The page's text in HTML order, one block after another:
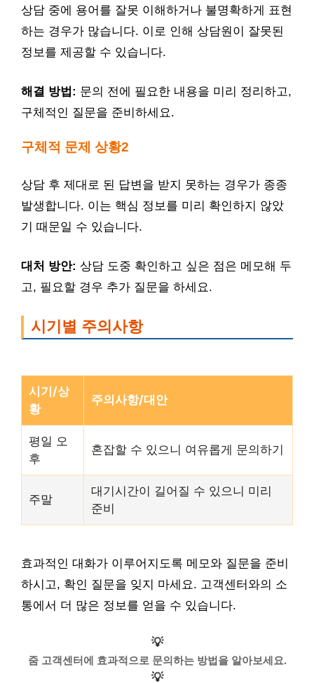
상담 중에 용어를 잘못 이해하거나 불명확하게 표현
하는 경우가 많습니다. 이로 인해 상담원이 잘못된
정보를 제공할 수 있습니다.
해결 방법: 문의 전에 필요한 내용을 미리 정리하고,
구체적인 질문을 준비하세요.
구체적 문제 상황2
상담 후 제대로 된 답변을 받지 못하는 경우가 종종
발생합니다. 이는 핵심 정보를 미리 확인하지 않았
기 때문일 수 있습니다.
대처 방안: 상담 도중 확인하고 싶은 점은 메모해 두
고, 필요할 경우 추가 질문을 하세요.
시기별 주의사항
시기/상
황
주의사항/대안
평일 오
후
혼잡할 수 있으니 여유롭게 문의하기
주말
대기시간이 길어질 수 있으니 미리
준비
효과적인 대화가 이루어지도록 메모와 질문을 준비
하시고, 확인 질문을 잊지 마세요. 고객센터와의 소
통에서 더 많은 정보를 얻을 수 있습니다.
💡
줌 고객센터에 효과적으로 문의하는 방법을 알아보세요.
💡